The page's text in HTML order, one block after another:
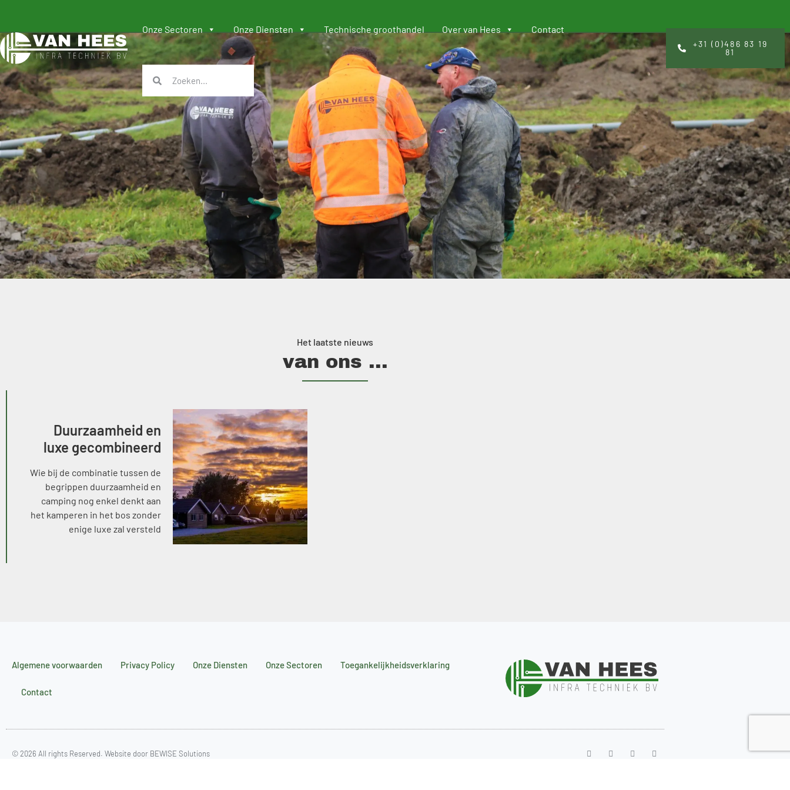
Onze Sectoren Onze Diensten Technische groothandel Over van Hees Contact
+31 (0)486 83 19
81
Het laatste nieuws
van ons ...
Duurzaamheid en
luxe gecombineerd
Wie bij de combinatie tussen de
begrippen duurzaamheid en
camping nog enkel denkt aan
het kamperen in het bos zonder
enige luxe zal versteld
Algemene voorwaarden Privacy Policy Onze Diensten Onze Sectoren Toegankelijkheidsverklaring
Contact
© 2026 All rights Reserved. Website door BEWISE Solutions